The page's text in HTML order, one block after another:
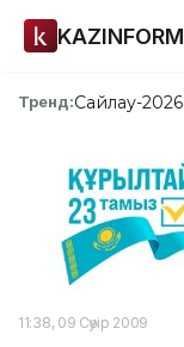
KAZINFORM
Тренд:Сайлау-2026
11:38, 09 Сәуір 2009